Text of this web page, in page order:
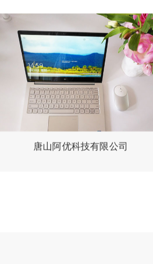
唐山阿优科技有限公司